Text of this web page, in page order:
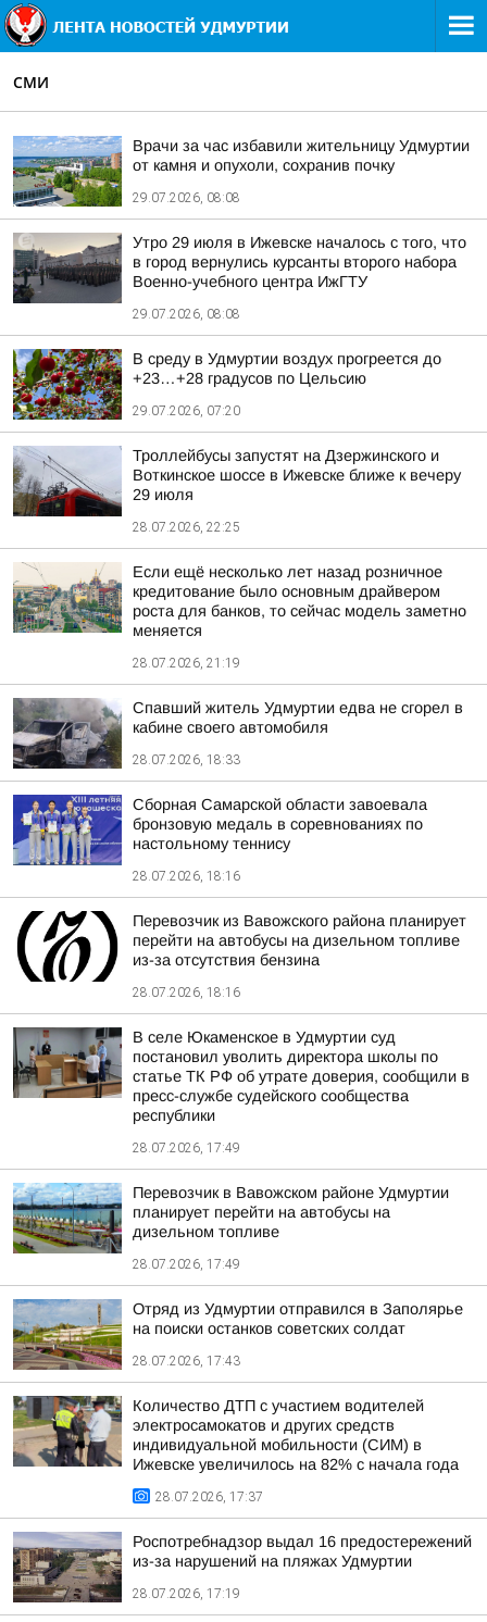
СМИ
Врачи за час избавили жительницу Удмуртии
от камня и опухоли, сохранив почку
29.07.2026, 08:08
Утро 29 июля в Ижевске началось с того, что
в город вернулись курсанты второго набора
Военно-учебного центра ИжГТУ
29.07.2026, 08:08
В среду в Удмуртии воздух прогреется до
+23…+28 градусов по Цельсию
29.07.2026, 07:20
Троллейбусы запустят на Дзержинского и
Воткинское шоссе в Ижевске ближе к вечеру
29 июля
28.07.2026, 22:25
Если ещё несколько лет назад розничное
кредитование было основным драйвером
роста для банков, то сейчас модель заметно
меняется
28.07.2026, 21:19
Спавший житель Удмуртии едва не сгорел в
кабине своего автомобиля
28.07.2026, 18:33
Сборная Самарской области завоевала
бронзовую медаль в соревнованиях по
настольному теннису
28.07.2026, 18:16
Перевозчик из Вавожского района планирует
перейти на автобусы на дизельном топливе
из-за отсутствия бензина
28.07.2026, 18:16
В селе Юкаменское в Удмуртии суд
постановил уволить директора школы по
статье ТК РФ об утрате доверия, сообщили в
пресс-службе судейского сообщества
республики
28.07.2026, 17:49
Перевозчик в Вавожском районе Удмуртии
планирует перейти на автобусы на
дизельном топливе
28.07.2026, 17:49
Отряд из Удмуртии отправился в Заполярье
на поиски останков советских солдат
28.07.2026, 17:43
Количество ДТП с участием водителей
электросамокатов и других средств
индивидуальной мобильности (СИМ) в
Ижевске увеличилось на 82% с начала года
28.07.2026, 17:37
Роспотребнадзор выдал 16 предостережений
из-за нарушений на пляжах Удмуртии
28.07.2026, 17:19